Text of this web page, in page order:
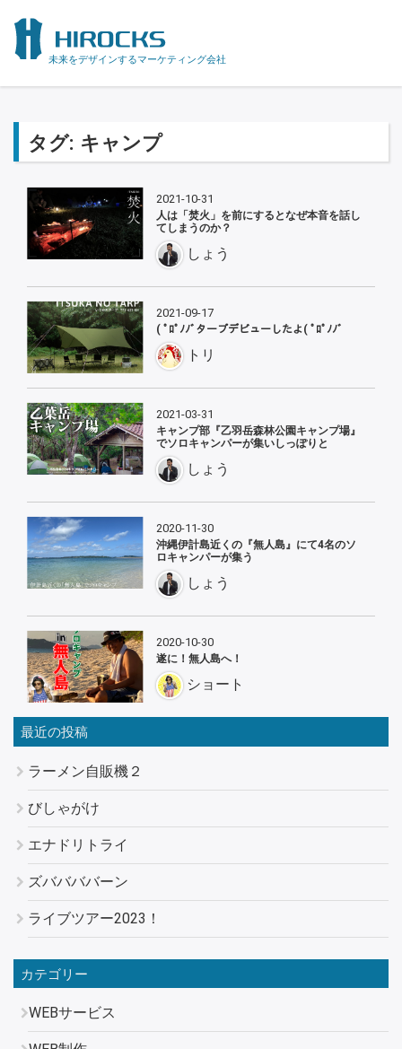
未来をデザインするマーケティング会社
タグ: キャンプ
2021-10-31
人は「焚火」を前にするとなぜ本音を話し
てしまうのか？
しょう
2021-09-17
( ﾟﾛﾟﾉﾉﾞタープデビューしたよ( ﾟﾛﾟﾉﾉﾞ
トリ
2021-03-31
キャンプ部『乙羽岳森林公園キャンプ場』
でソロキャンパーが集いしっぽりと
しょう
2020-11-30
沖縄伊計島近くの『無人島』にて4名のソ
ロキャンパーが集う
しょう
2020-10-30
遂に！無人島へ！
ショート
最近の投稿
ラーメン自販機２
びしゃがけ
エナドリトライ
ズババババーン
ライブツアー2023！
カテゴリー
WEBサービス